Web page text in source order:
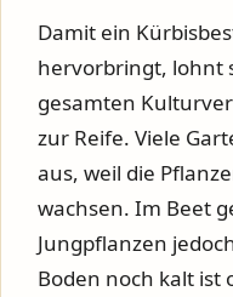
Damit ein
hervorbringt, lohnt
gesamten
zur Reife. Viele
aus, weil die
wachsen. Im Beet
Jungpflanzen
Boden noch kalt ist